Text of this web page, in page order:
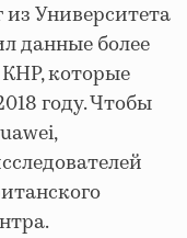
Университета
данные более
которые
году. Чтобы